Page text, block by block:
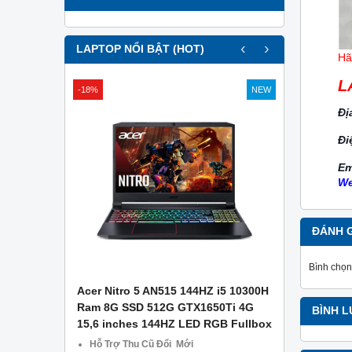
LAPTOP NỔI BẬT (HOT)
-18% NEW
Acer Nitro 5 AN515 144HZ i5 10300H
Ram 8G SSD 512G GTX1650Ti 4G
15,6 inches 144HZ LED RGB Fullbox
Hỗ Trợ Thu Cũ Đổi Mới
Asus
– Ram
1650 4GB
Miễn phí
‹ ›
ĐÁNH
Bình
BÌNH